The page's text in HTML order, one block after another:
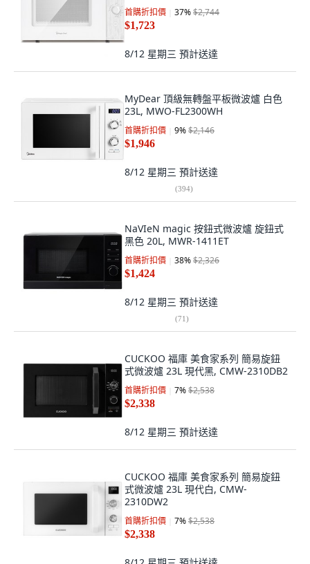
首購折扣價 37%$2,744
$1,723
8/12 星期三 預計送達
MyDear 頂級無轉盤平板微波爐 白色
23L, MWO-FL2300WH
首購折扣價 9%$2,146
$1,946
8/12 星期三 預計送達
(394)
NaVIeN magic 按鈕式微波爐 旋鈕式
黑色 20L, MWR-1411ET
首購折扣價 38%$2,326
$1,424
8/12 星期三 預計送達
(71)
CUCKOO 福庫 美食家系列 簡易旋鈕
式微波爐 23L 現代黑, CMW-2310DB2
首購折扣價 7%$2,538
$2,338
8/12 星期三 預計送達
CUCKOO 福庫 美食家系列 簡易旋鈕
式微波爐 23L 現代白, CMW-
2310DW2
首購折扣價 7%$2,538
$2,338